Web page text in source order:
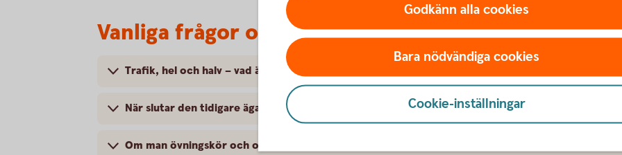
Vanliga frågor om att försäkra Renault
Trafik, hel och halv – vad är det för skillnad på försäkringarna?
När slutar den tidigare ägarens försäkring att gälla?
Om man övningskör och olyckan är framme, täcker bilförsäkringen då?
Godkänn alla cookies
Bara nödvändiga cookies
Cookie-inställningar